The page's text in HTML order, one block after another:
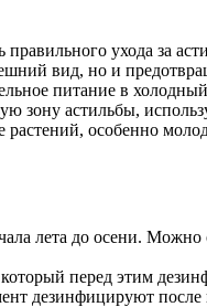
ухода за
вид, но и
питание в
зону астильбы,
особенно
лета до осени.
перед этим
дезинфицируют